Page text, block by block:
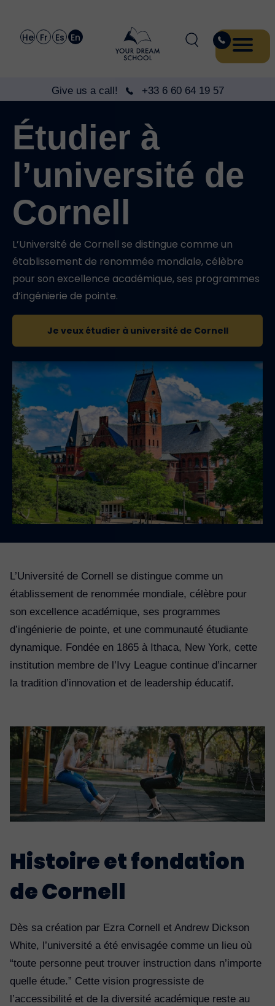
He Fr Es En
Give us a call! +33 6 60 64 19 57
Étudier à
l’université de
Cornell
L’Université de Cornell se distingue comme un
établissement de renommée mondiale, célèbre
pour son excellence académique, ses programmes
d’ingénierie de pointe.
Je veux étudier à université de Cornell
L’Université de Cornell se distingue comme un
établissement de renommée mondiale, célèbre pour
son excellence académique, ses programmes
d’ingénierie de pointe, et une communauté étudiante
dynamique. Fondée en 1865 à Ithaca, New York, cette
institution membre de l’Ivy League continue d’incarner
la tradition d’innovation et de leadership éducatif.
Histoire et fondation
de Cornell
Dès sa création par Ezra Cornell et Andrew Dickson
White, l’université a été envisagée comme un lieu où
“toute personne peut trouver instruction dans n’importe
quelle étude.” Cette vision progressiste de
l’accessibilité et de la diversité académique reste au